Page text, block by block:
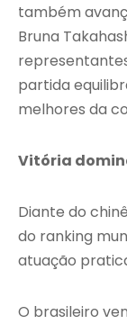
também
Bruna
partida
melhores da
Vitória
Diante do
do ranking
atuação
O brasileiro